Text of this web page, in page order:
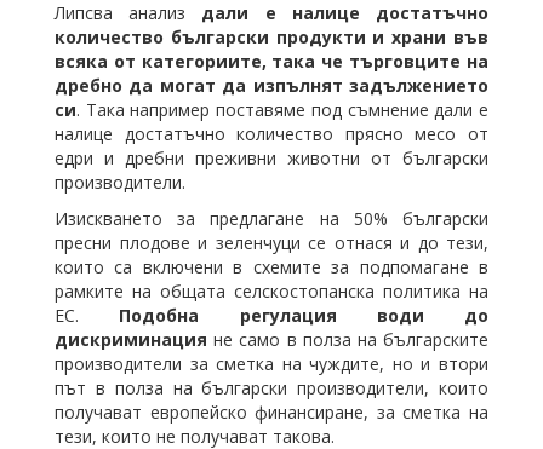
Липсва анализ дали е налице достатъчно
количество български продукти и храни във
всяка от категориите, така че търговците на
дребно да могат да изпълнят задължението
си. Така например поставяме под съмнение дали е
налице достатъчно количество прясно месо от
едри и дребни преживни животни от български
производители.
Изискването за предлагане на 50% български
пресни плодове и зеленчуци се отнася и до тези,
които са включени в схемите за подпомагане в
рамките на общата селскостопанска политика на
ЕС. Подобна регулация води до
дискриминация не само в полза на българските
производители за сметка на чуждите, но и втори
път в полза на български производители, които
получават европейско финансиране, за сметка на
тези, които не получават такова.